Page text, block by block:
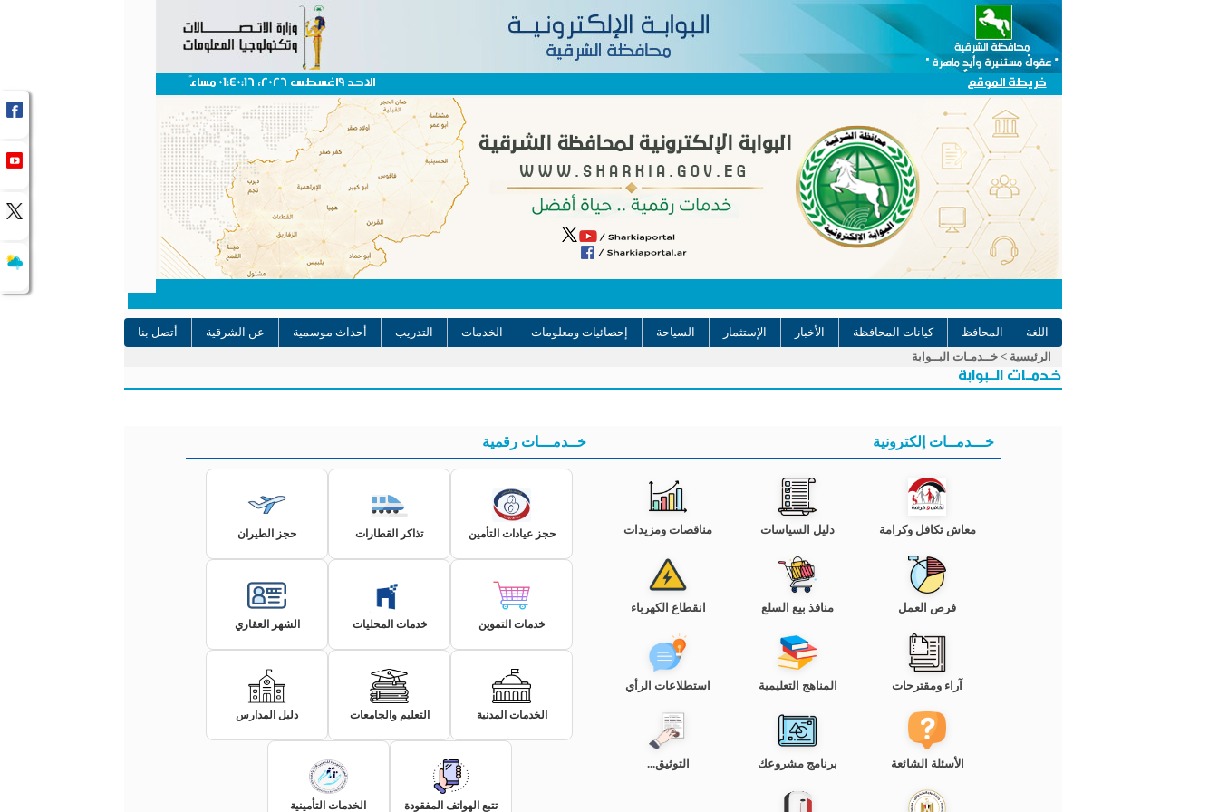
خريطة الموقع الاحد 9اغسطس 2026، 01:40:16 مساءً
اللغة المحافظ كيانات المحافظة الأخبار الإستثمار السياحة إحصائيات ومعلومات الخدمات التدريب أحداث موسمية عن الشرقية
أتصل بنا
الرئيسية > خــدمـات البــوابة
خـدمــات الــبوابة
خـــدمــات إلكترونية خــدمـــات رقمية
معاش تكافل وكرامة دليل السياسات مناقصات ومزيدات
فرص العمل منافذ بيع السلع انقطاع الكهرباء
آراء ومقترحات المناهج التعليمية استطلاعات الرأي
الأسئلة الشائعة برنامج مشروعك التوثيق...
حجز عيادات التأمين تذاكر القطارات حجز الطيران
خدمات التموين خدمات المحليات الشهر العقاري
الخدمات المدنية التعليم والجامعات دليل المدارس
تتبع الهواتف المفقودة الخدمات التأمينية